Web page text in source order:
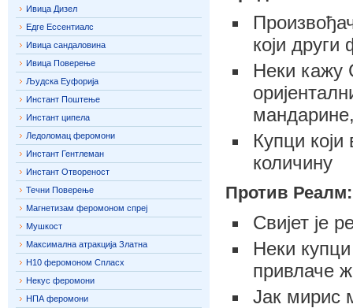
који
Неки кажу
Купци
количину
Против Реалм:
Свијет је
Неки
привлаче
Јак мирис
Ивица Дизел
Едге Ессентиалс
Ивица сандаловина
Ивица Поверење
Људска Еуфорија
Инстант Поштење
Инстант ципела
Ледоломац феромони
Инстант Гентлеман
Инстант Отвореност
Течни Поверење
Магнетизам феромоном спреј
Мушкост
Максимална атракција Златна
Н10 феромоном Спласх
Некус феромони
НПА феромони